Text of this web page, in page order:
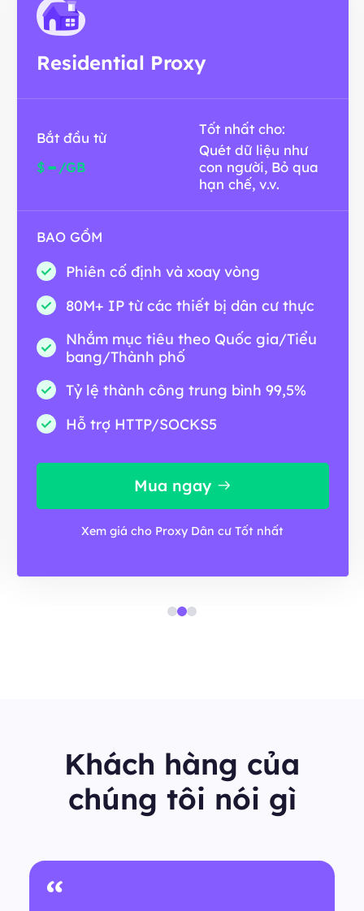
Residential Proxy
Bắt đầu từ
$- /GB
Tốt nhất cho:
Quét dữ liệu như
con người, Bỏ qua
hạn chế, v.v.
BAO GỒM
Phiên cố định và xoay vòng
80M+ IP từ các thiết bị dân cư thực
Nhắm mục tiêu theo Quốc gia/Tiểu
bang/Thành phố
Tỷ lệ thành công trung bình 99,5%
Hỗ trợ HTTP/SOCKS5
Mua ngay
Xem giá cho Proxy Dân cư Tốt nhất
Khách hàng của
chúng tôi nói gì
“